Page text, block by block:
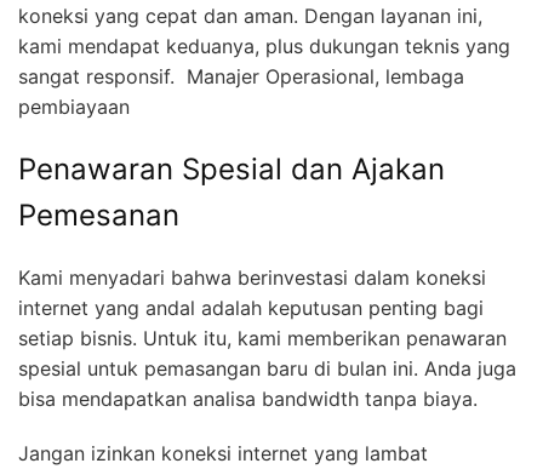
koneksi yang cepat dan aman. Dengan layanan ini,
kami mendapat keduanya, plus dukungan teknis yang
sangat responsif.  Manajer Operasional, lembaga
pembiayaan
Penawaran Spesial dan Ajakan
Pemesanan
Kami menyadari bahwa berinvestasi dalam koneksi
internet yang andal adalah keputusan penting bagi
setiap bisnis. Untuk itu, kami memberikan penawaran
spesial untuk pemasangan baru di bulan ini. Anda juga
bisa mendapatkan analisa bandwidth tanpa biaya.
Jangan izinkan koneksi internet yang lambat